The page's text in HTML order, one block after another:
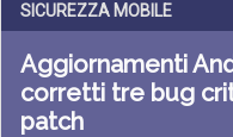
SICUREZZA MOBILE
Aggiornamenti
corretti tre bug
patch